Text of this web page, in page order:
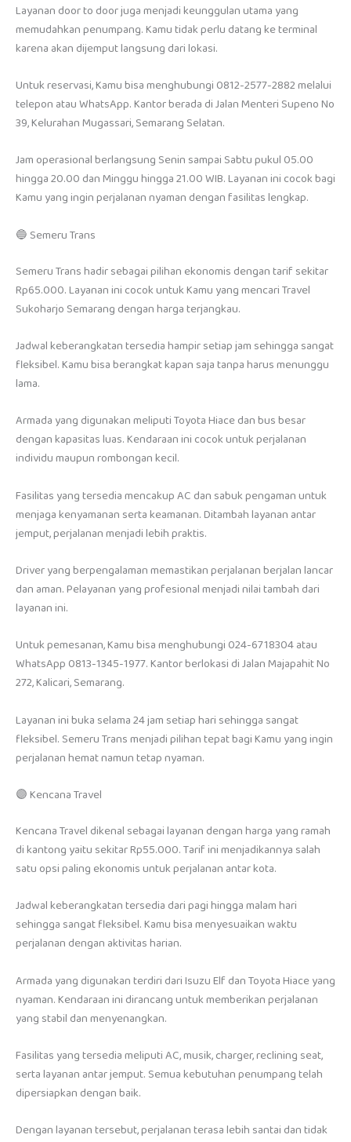
Layanan door to door juga menjadi keunggulan utama yang
memudahkan penumpang. Kamu tidak perlu datang ke terminal
karena akan dijemput langsung dari lokasi.
Untuk reservasi, Kamu bisa menghubungi 0812-2577-2882 melalui
telepon atau WhatsApp. Kantor berada di Jalan Menteri Supeno No
39, Kelurahan Mugassari, Semarang Selatan.
Jam operasional berlangsung Senin sampai Sabtu pukul 05.00
hingga 20.00 dan Minggu hingga 21.00 WIB. Layanan ini cocok bagi
Kamu yang ingin perjalanan nyaman dengan fasilitas lengkap.
🔵 Semeru Trans
Semeru Trans hadir sebagai pilihan ekonomis dengan tarif sekitar
Rp65.000. Layanan ini cocok untuk Kamu yang mencari Travel
Sukoharjo Semarang dengan harga terjangkau.
Jadwal keberangkatan tersedia hampir setiap jam sehingga sangat
fleksibel. Kamu bisa berangkat kapan saja tanpa harus menunggu
lama.
Armada yang digunakan meliputi Toyota Hiace dan bus besar
dengan kapasitas luas. Kendaraan ini cocok untuk perjalanan
individu maupun rombongan kecil.
Fasilitas yang tersedia mencakup AC dan sabuk pengaman untuk
menjaga kenyamanan serta keamanan. Ditambah layanan antar
jemput, perjalanan menjadi lebih praktis.
Driver yang berpengalaman memastikan perjalanan berjalan lancar
dan aman. Pelayanan yang profesional menjadi nilai tambah dari
layanan ini.
Untuk pemesanan, Kamu bisa menghubungi 024-6718304 atau
WhatsApp 0813-1345-1977. Kantor berlokasi di Jalan Majapahit No
272, Kalicari, Semarang.
Layanan ini buka selama 24 jam setiap hari sehingga sangat
fleksibel. Semeru Trans menjadi pilihan tepat bagi Kamu yang ingin
perjalanan hemat namun tetap nyaman.
🟣 Kencana Travel
Kencana Travel dikenal sebagai layanan dengan harga yang ramah
di kantong yaitu sekitar Rp55.000. Tarif ini menjadikannya salah
satu opsi paling ekonomis untuk perjalanan antar kota.
Jadwal keberangkatan tersedia dari pagi hingga malam hari
sehingga sangat fleksibel. Kamu bisa menyesuaikan waktu
perjalanan dengan aktivitas harian.
Armada yang digunakan terdiri dari Isuzu Elf dan Toyota Hiace yang
nyaman. Kendaraan ini dirancang untuk memberikan perjalanan
yang stabil dan menyenangkan.
Fasilitas yang tersedia meliputi AC, musik, charger, reclining seat,
serta layanan antar jemput. Semua kebutuhan penumpang telah
dipersiapkan dengan baik.
Dengan layanan tersebut, perjalanan terasa lebih santai dan tidak